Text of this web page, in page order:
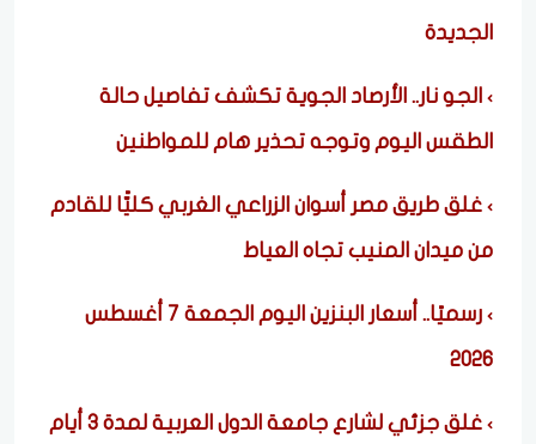
الجديدة
الجو نار.. الأرصاد الجوية تكشف تفاصيل حالة
الطقس اليوم وتوجه تحذير هام للمواطنين
غلق طريق مصر أسوان الزراعي الغربي كليًّا للقادم
من ميدان المنيب تجاه العياط
رسميًا.. أسعار البنزين اليوم الجمعة 7 أغسطس
2026
غلق جزئي لشارع جامعة الدول العربية لمدة ٣ أيام